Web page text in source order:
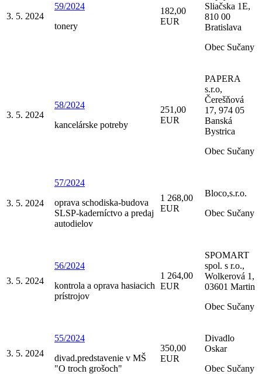
3. 5. 2024
59/2024
tonery
182,00
EUR
Sliačska 1E,
810 00
Bratislava
Obec Sučany
3. 5. 2024
58/2024
kancelárske potreby
251,00
EUR
PAPERA
s.r.o,
Čerešňová
17, 974 05
Banská
Bystrica
Obec Sučany
3. 5. 2024
57/2024
oprava schodiska-budova
SLSP-kaderníctvo a predaj
autodielov
1 268,00
EUR
Bloco,s.r.o.
Obec Sučany
3. 5. 2024
56/2024
kontrola a oprava hasiacich
prístrojov
1 264,00
EUR
SPOMART
spol. s r.o.,
Wolkerová 1,
03601 Martin
Obec Sučany
3. 5. 2024
55/2024
divad.predstavenie v MŠ
"O troch grošoch"
350,00
EUR
Divadlo
Oskar
Obec Sučany